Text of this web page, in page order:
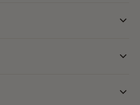
ondersteunt
hoofdhuid dankzij omega-